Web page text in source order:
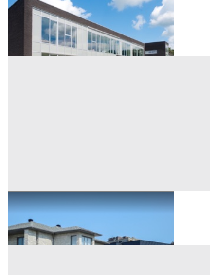
(Nuoro)
Base d'asta
4.600 €
Asta chiusa
Abitazione di Tipo Civile all'asta a Ortueri
Ortueri
Asta chiusa